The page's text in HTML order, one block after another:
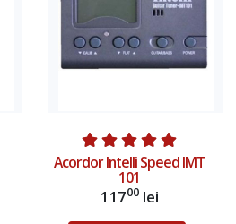
Acordor Intelli Speed IMT
101
11700lei
Adauga in cos